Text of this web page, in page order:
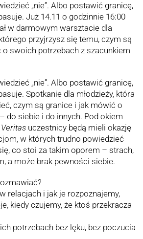
„nie”. Albo postawić granicę,
Już 14.11 o godzinnie 16:00
w darmowym warsztacie dla
przyjrzysz się temu, czym są
swoich potrzebach z szacunkiem
„nie”. Albo postawić granicę,
Spotkanie dla młodzieży, która
czym są granice i jak mówić o
do siebie i do innych. Pod okiem
uczestnicy będą mieli okazję
w których trudno powiedzieć
co stoi za takim oporem – strach,
a może brak pewności siebie.
relacjach i jak je rozpoznajemy,
kiedy czujemy, że ktoś przekracza
potrzebach bez lęku, bez poczucia